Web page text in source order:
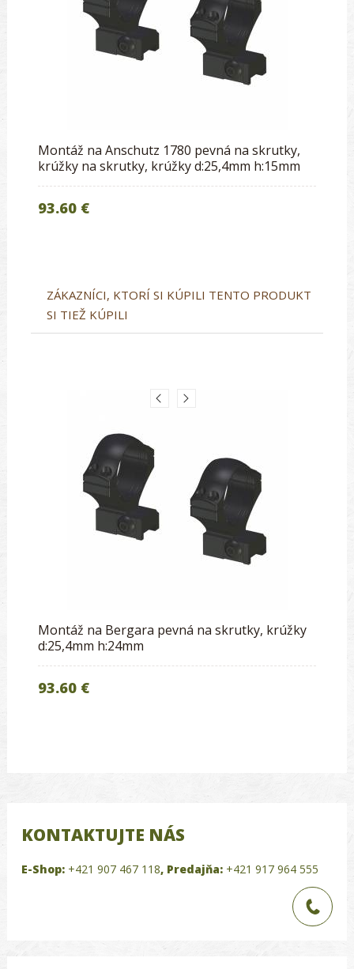
Montáž na Anschutz 1780 pevná na skrutky,
krúžky na skrutky, krúžky d:25,4mm h:15mm
93.60 €
ZÁKAZNÍCI, KTORÍ SI KÚPILI TENTO PRODUKT
SI TIEŽ KÚPILI
Montáž na Bergara pevná na skrutky, krúžky
d:25,4mm h:24mm
93.60 €
KONTAKTUJTE NÁS
E-Shop: +421 907 467 118, Predajňa: +421 917 964 555